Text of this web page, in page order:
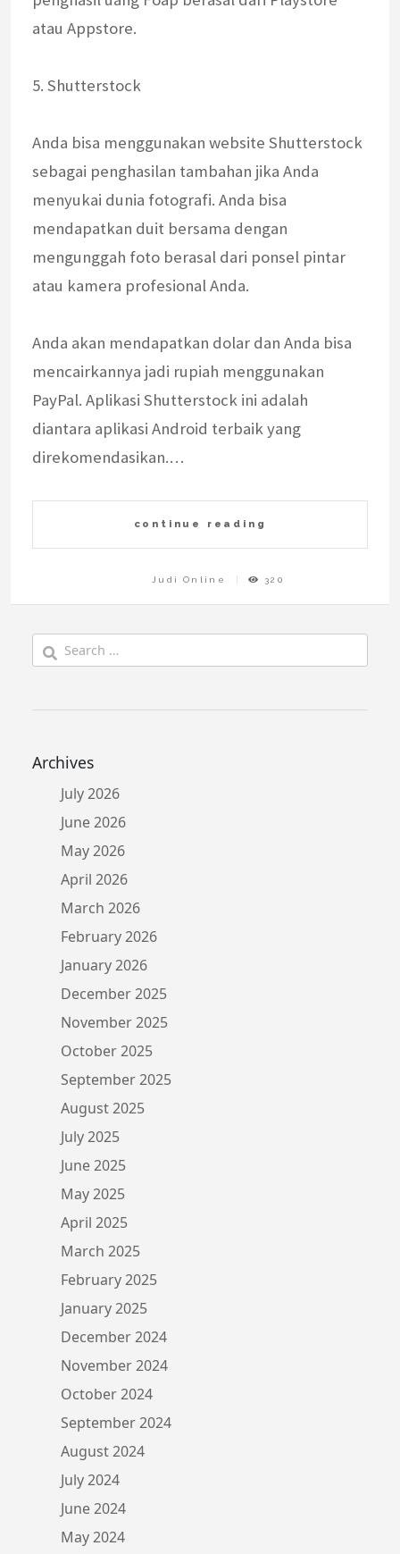
atau Appstore.
5. Shutterstock
Anda bisa menggunakan website Shutterstock
sebagai penghasilan tambahan jika Anda
menyukai dunia fotografi. Anda bisa
mendapatkan duit bersama dengan
mengunggah foto berasal dari ponsel pintar
atau kamera profesional Anda.
Anda akan mendapatkan dolar dan Anda bisa
mencairkannya jadi rupiah menggunakan
PayPal. Aplikasi Shutterstock ini adalah
diantara aplikasi Android terbaik yang
direkomendasikan.…
continue reading
Judi Online 320
for:
Archives
July 2026
June 2026
May 2026
April 2026
March 2026
February 2026
January 2026
December 2025
November 2025
October 2025
September 2025
August 2025
July 2025
June 2025
May 2025
April 2025
March 2025
February 2025
January 2025
December 2024
November 2024
October 2024
September 2024
August 2024
July 2024
June 2024
May 2024